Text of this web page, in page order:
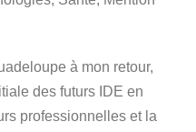
à mon retour,
des futurs IDE en
professionnelles et la